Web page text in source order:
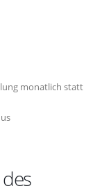
monatlich statt